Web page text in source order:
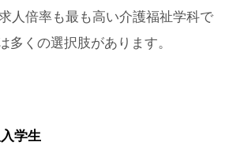
人倍率も最も高い介護福祉学科で
多くの選択肢があります。
学生